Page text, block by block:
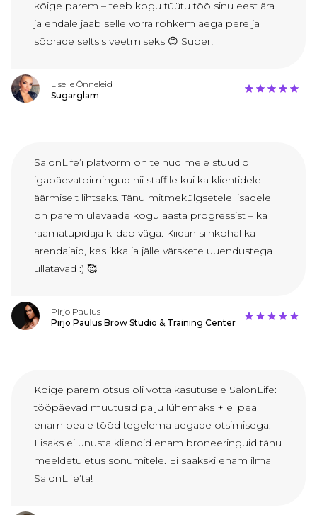
kõige parem – teeb kogu tüütu töö sinu eest ära
ja endale jääb selle võrra rohkem aega pere ja
sõprade seltsis veetmiseks 😊 Super!
Liselle Õnneleid
Sugarglam
SalonLife’i platvorm on teinud meie stuudio
igapäevatoimingud nii staffile kui ka klientidele
äärmiselt lihtsaks. Tänu mitmekülgsetele lisadele
on parem ülevaade kogu aasta progressist – ka
raamatupidaja kiidab väga. Kiidan siinkohal ka
arendajaid, kes ikka ja jälle värskete uuendustega
üllatavad :) 🥰
Pirjo Paulus
Pirjo Paulus Brow Studio & Training Center
Kõige parem otsus oli võtta kasutusele SalonLife:
tööpäevad muutusid palju lühemaks + ei pea
enam peale tööd tegelema aegade otsimisega.
Lisaks ei unusta kliendid enam broneeringuid tänu
meeldetuletus sõnumitele. Ei saakski enam ilma
SalonLife’ta!